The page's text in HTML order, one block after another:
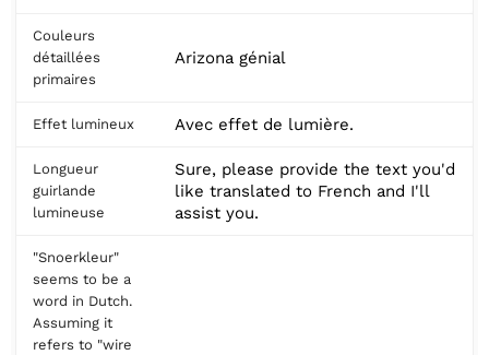
Couleurs
détaillées
primaires
Arizona génial
Effet lumineux Avec effet de lumière.
Longueur
guirlande
lumineuse
Sure, please provide the text you'd
like translated to French and I'll
assist you.
"Snoerkleur"
seems to be a
word in Dutch.
Assuming it
refers to "wire